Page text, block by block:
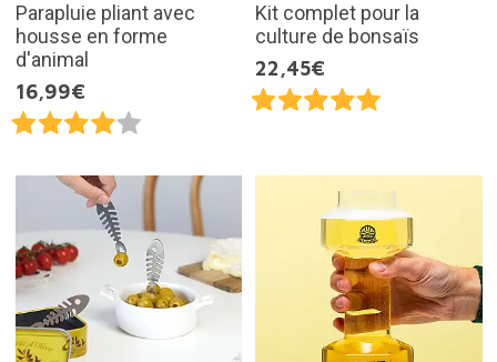
Parapluie pliant avec
housse en forme
d'animal
16,99€
Kit complet pour la
culture de bonsaïs
22,45€